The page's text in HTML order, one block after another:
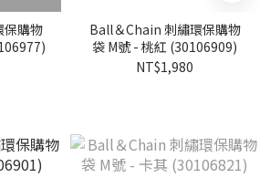
購物
Ball＆Chain 刺繡環保購物
袋 M號 - 桃紅 (30106909)
NT$1,980